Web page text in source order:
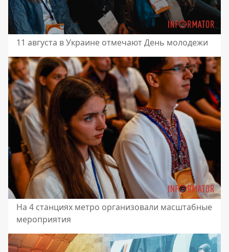
11 августа в Украине отмечают День молодежи
На 4 станциях метро организовали масштабные
мероприятия